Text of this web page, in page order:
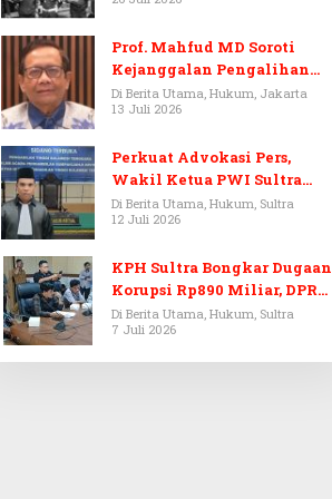
Prof. Mahfud MD Soroti
Kejanggalan Pengalihan
Penyelidikan Tersangka
Febrie Adriansyah
Di Berita Utama, Hukum, Jakarta
13 Juli 2026
Perkuat Advokasi Pers,
Wakil Ketua PWI Sultra
Resmi Dilantik Menjadi
Advokat PERADI
Di Berita Utama, Hukum, Sultra
12 Juli 2026
KPH Sultra Bongkar Dugaan
Korupsi Rp890 Miliar, DPRD
Sultra Gelar RDP
Di Berita Utama, Hukum, Sultra
7 Juli 2026